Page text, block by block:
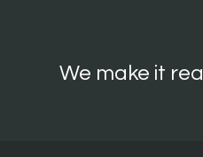
We make it real